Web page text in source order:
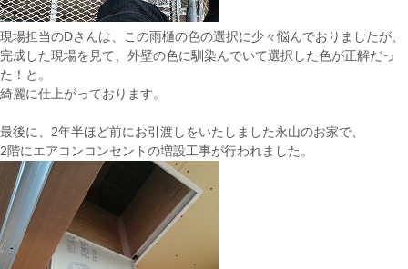
現場担当のDさんは、この雨樋の色の選択に少々悩んでおりましたが、
完成した現場を見て、外壁の色に馴染んでいて選択した色が正解だっ
た！と。
綺麗に仕上がっております。
最後に、2年半ほど前にお引渡しをいたしました永山のお家で、
2階にエアコンコンセントの増設工事が行われました。